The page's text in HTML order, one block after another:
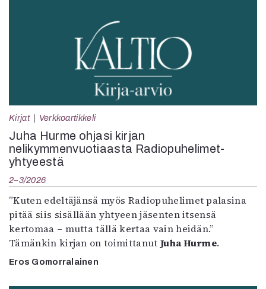
Kirjat Verkkoartikkeli
Juha Hurme ohjasi kirjan
nelikymmenvuotiaasta Radiopuhelimet-
yhtyeestä
2–3/2026
”Kuten edeltäjänsä myös Radiopuhelimet palasina
pitää siis sisällään yhtyeen jäsenten itsensä
kertomaa – mutta tällä kertaa vain heidän.”
Tämänkin kirjan on toimittanut Juha Hurme.
Eros Gomorralainen